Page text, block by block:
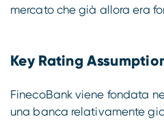
mercato che già allora era
Key Rating
FinecoBank viene fondata
una banca relativamente